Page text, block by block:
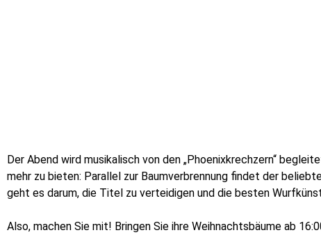
Der Abend wird musikalisch von den „Phoenixkrechzern“
mehr zu bieten: Parallel zur Baumverbrennung findet der
geht es darum, die Titel zu verteidigen und die besten
Also, machen Sie mit! Bringen Sie ihre Weihnachtsbäume ab